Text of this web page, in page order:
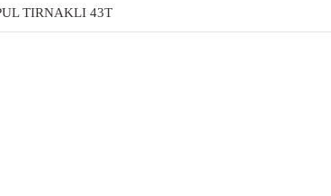
TIRNAKLI 43T